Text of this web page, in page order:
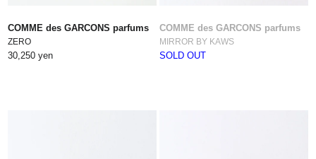
COMME des GARCONS parfums
ZERO
30,250 yen
COMME des GARCONS parfums
MIRROR BY KAWS
SOLD OUT